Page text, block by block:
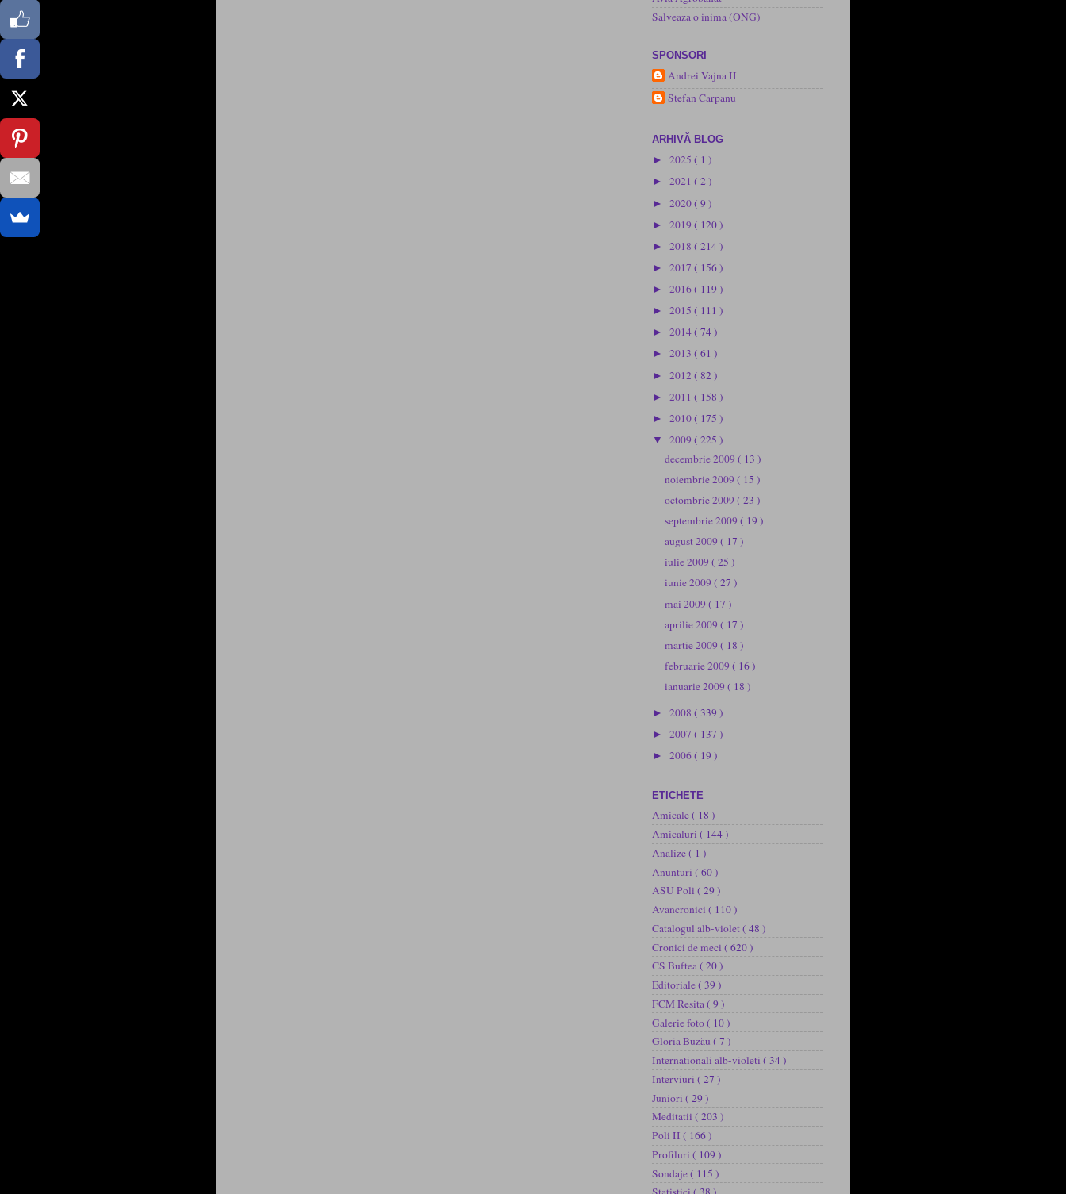
Salveaza o inima (ONG)
SPONSORI
Andrei Vajna II
Stefan Carpanu
ARHIVĂ BLOG
► 2025 ( 1 )
► 2021 ( 2 )
► 2020( 9 )
► 2019 ( 120 )
► 2018 ( 214 )
► 2017 ( 156 )
► 2016( 119 )
► 2015 ( 111 )
► 2014( 74 )
► 2013 ( 61 )
► 2012( 82 )
► 2011 ( 158 )
► 2010( 175 )
▼ 2009 ( 225 )
decembrie 2009( 13 )
noiembrie 2009( 15 )
octombrie 2009( 23 )
septembrie 2009( 19 )
august 2009( 17 )
iulie 2009( 25 )
iunie 2009( 27 )
mai 2009( 17 )
aprilie 2009( 17 )
martie 2009( 18 )
februarie 2009( 16 )
ianuarie 2009( 18 )
► 2008 ( 339 )
► 2007 ( 137 )
► 2006( 19 )
ETICHETE
Amicale( 18 )
Amicaluri ( 144 )
Analize( 1 )
Anunturi ( 60 )
ASU Poli ( 29 )
Avancronici ( 110 )
Catalogul alb-violet( 48 )
Cronici de meci ( 620 )
CS Buftea( 20 )
Editoriale( 39 )
FCM Resita( 9 )
Galerie foto( 10 )
Gloria Buzău ( 7 )
Internationali alb-violeti ( 34 )
Interviuri ( 27 )
Juniori ( 29 )
Meditatii ( 203 )
Poli II ( 166 )
Profiluri ( 109 )
Sondaje( 115 )